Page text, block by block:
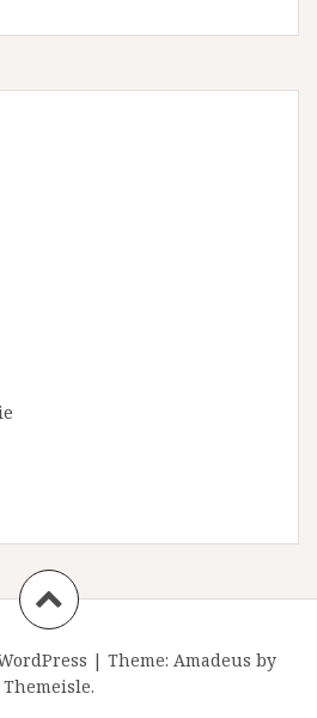
| Theme: Amadeus by
Themeisle.